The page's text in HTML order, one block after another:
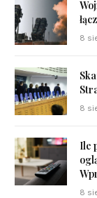
8
8
Ile
8